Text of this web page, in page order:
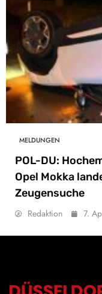
MELDUNGEN
POL-DU:
Opel Mokka
Zeugensuche
Redaktion 7.